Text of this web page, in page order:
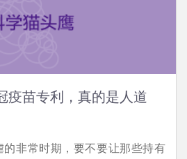
疫苗专利，真的是人道
非常时期，要不要让那些持有